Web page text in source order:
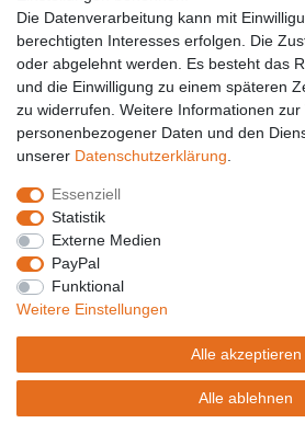
Hiermit bestätige ich, dass ich die
Einwilligung kann ich jederzeit widerrufen.**
Abonnieren
Widerrufs­recht
Daten­schutz­erklärung
Die Datenverarbeitung kann mit
berechtigten Interesses erfolgen. Die
oder abgelehnt werden. Es besteht das
und die Einwilligung zu einem späteren
zu widerrufen. Weitere Informationen zur
personenbezogener Daten und den
unserer Daten­schutz­erklärung
Essenziell
Statistik
Externe Medien
PayPal
Funktional
Weitere Einstellungen
Alle akzeptieren
Alle ablehnen